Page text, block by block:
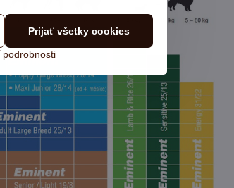
podrobnosti
Prijať všetky cookies